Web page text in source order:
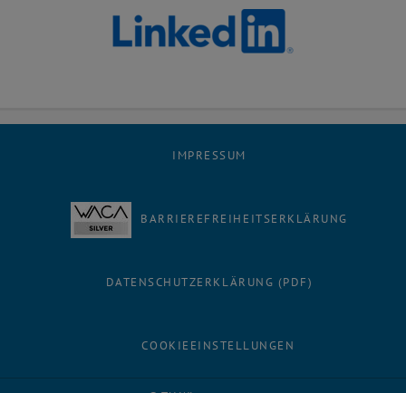
IMPRESSUM
BARRIEREFREIHEITSERKLÄRUNG
DATENSCHUTZERKLÄRUNG (PDF)
COOKIEEINSTELLUNGEN